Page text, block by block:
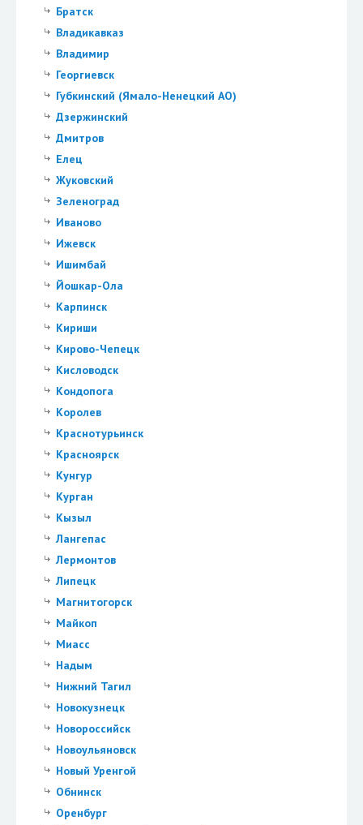
Братск
Владикавказ
Владимир
Георгиевск
Губкинский (Ямало-Ненецкий АО)
Дзержинский
Дмитров
Елец
Жуковский
Зеленоград
Иваново
Ижевск
Ишимбай
Йошкар-Ола
Карпинск
Кириши
Кирово-Чепецк
Кисловодск
Кондопога
Королев
Краснотурьинск
Красноярск
Кунгур
Курган
Кызыл
Лангепас
Лермонтов
Липецк
Магнитогорск
Майкоп
Миасс
Надым
Нижний Тагил
Новокузнецк
Новороссийск
Новоульяновск
Новый Уренгой
Обнинск
Оренбург